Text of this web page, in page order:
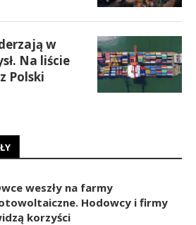
w
Na liście
Polski
weszły na farmy
Hodowcy i firmy
korzyści